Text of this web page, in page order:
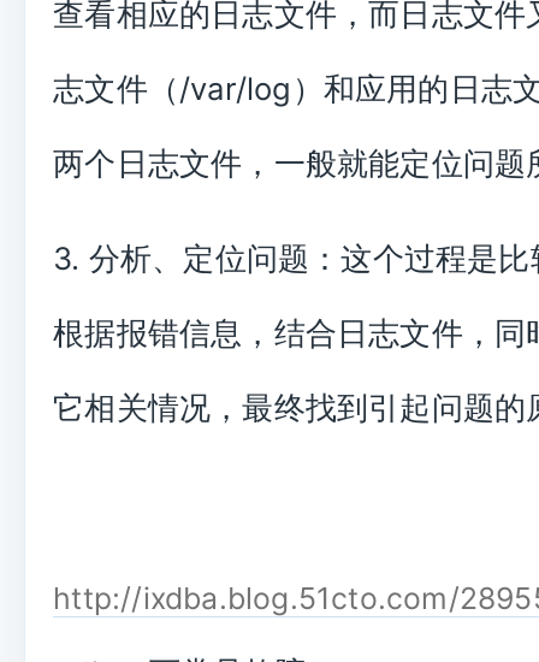
查看相应的日志文件，而日志文件
志文件（/var/log）和应用的日志
两个日志文件，一般就能定位问题
3. 分析、定位问题：这个过程是
根据报错信息，结合日志文件，同
它相关情况，最终找到引起问题的
http://ixdba.blog.51cto.com/